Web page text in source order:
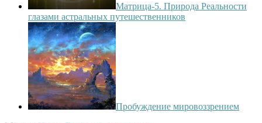
Матрица-5. Природа Реальности
глазами астральных путешественников
Пробуждение мировоззрением